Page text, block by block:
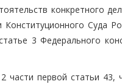
конкретного
Суда
3 Федерального
части первой статьи